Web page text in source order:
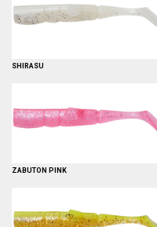
SHIRASU
ZABUTON PINK